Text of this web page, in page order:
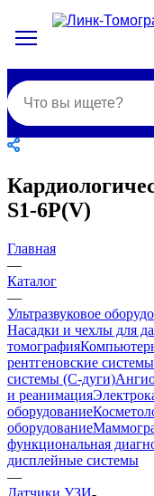
S1-6P(V)
Главная
—
Каталог
—
Ультразвуковое
Насадки и чехлы для
томография
рентгеновские системы
системы (С-дуги)
и реанимация
оборудование
оборудование
функциональная
дисплейные системы
—
Датчики УЗИ